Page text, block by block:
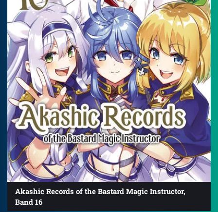
Akashic Records of the Bastard Magic Instructor,
Band 16